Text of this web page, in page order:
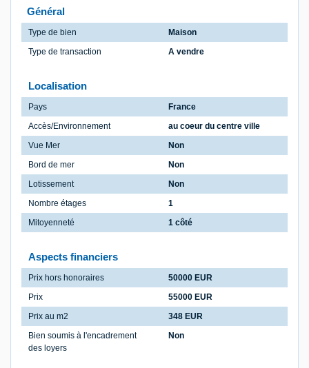
Général
Type de bien
Maison
Type de transaction
A vendre
Localisation
Pays
France
Accès/Environnement
au coeur du centre ville
Vue Mer
Non
Bord de mer
Non
Lotissement
Non
Nombre étages
1
Mitoyenneté
1 côté
Aspects financiers
Prix hors honoraires
50000 EUR
Prix
55000 EUR
Prix au m2
348 EUR
Bien soumis à l'encadrement
des loyers
Non